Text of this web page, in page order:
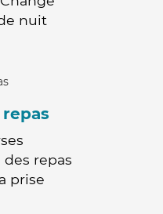
nuit
repas
prise